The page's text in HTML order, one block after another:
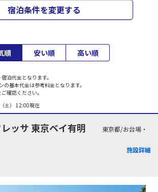
宿泊条件を変更する
順 安い順 高い順
泊代金となります。
基本代金は参考料金となります。
確認ください。
土） 12:00現在
ッサ 東京ベイ有明
東京都/お台場・
施設詳細